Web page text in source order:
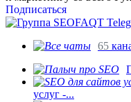
Подписаться
65
услуг -...